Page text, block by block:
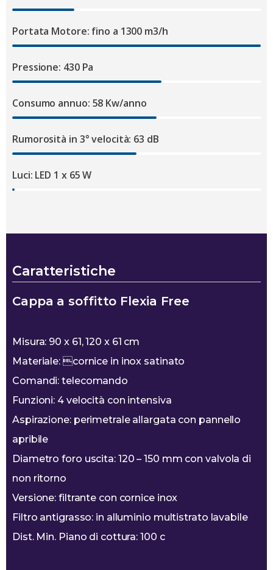
Portata Motore: fino a 1300 m3/h
Pressione: 430 Pa
Consumo annuo: 58 Kw/anno
Rumorosità in 3° velocità: 63 dB
Luci: LED 1 x 65 W
Caratteristiche
Cappa a soffitto Flexia Free
Misura: 90 x 61, 120 x 61 cm
Materiale: cornice in inox satinato
Comandi: telecomando
Funzioni: 4 velocità con intensiva
Aspirazione: perimetrale allargata con pannello
apribile
Diametro foro uscita: 120 – 150 mm con valvola di
non ritorno
Versione: filtrante con cornice inox
Filtro antigrasso: in alluminio multistrato lavabile
Dist. Min. Piano di cottura: 100 c